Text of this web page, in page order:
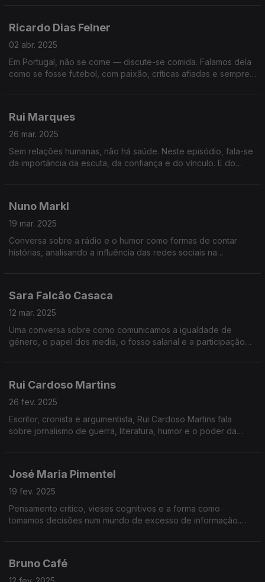
Ricardo Dias Felner
02 abr. 2025
Em Portugal, não se come — discute-se comida. Falamos dela
como se fosse futebol, com paixão, críticas afiadas e sempre
Rui Marques
26 mar. 2025
Sem relações humanas, não há saúde. Neste episódio, fala-se
da importância da escuta, da confiança e do vínculo. E do
Nuno Markl
19 mar. 2025
Conversa sobre a rádio e o humor como formas de contar
histórias, analisando a influência das redes sociais na
Sara Falcão Casaca
12 mar. 2025
Uma conversa sobre como comunicamos a igualdade de
género, o papel dos media, o fosso salarial e a participação
Rui Cardoso Martins
26 fev. 2025
Escritor, cronista e argumentista, Rui Cardoso Martins fala
sobre jornalismo de guerra, literatura, humor e o poder da
José Maria Pimentel
19 fev. 2025
Pensamento crítico, vieses cognitivos e a forma como
tomamos decisões num mundo de excesso de informação.
Bruno Café